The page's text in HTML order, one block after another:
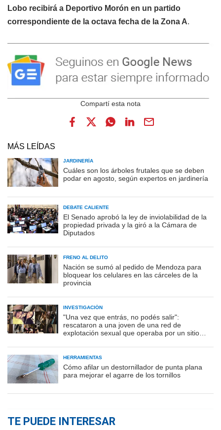
Lobo recibirá a Deportivo Morón en un partido
correspondiente de la octava fecha de la Zona A.
MÁS LEÍDAS
JARDINERÍA
Cuáles son los árboles frutales que se deben
podar en agosto, según expertos en jardinería
DEBATE CALIENTE
El Senado aprobó la ley de inviolabilidad de la
propiedad privada y la giró a la Cámara de
Diputados
FRENO AL DELITO
Nación se sumó al pedido de Mendoza para
bloquear los celulares en las cárceles de la
provincia
INVESTIGACIÓN
"Una vez que entrás, no podés salir":
rescataron a una joven de una red de
explotación sexual que operaba por un sitio
HERRAMIENTAS
Cómo afilar un destornillador de punta plana
para mejorar el agarre de los tornillos
TE PUEDE INTERESAR